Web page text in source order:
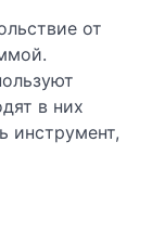
от
в них
инструмент,